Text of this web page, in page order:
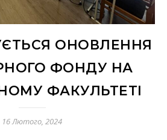
ОНОВЛЕННЯ
ФОНДУ НА
ФАКУЛЬТЕТІ
16 Лютого, 2024